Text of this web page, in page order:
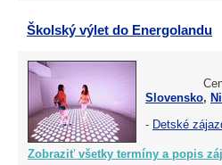
Školský výlet do Energolandu
Slovensko,
- Detské
Zobraziť všetky termíny a popis